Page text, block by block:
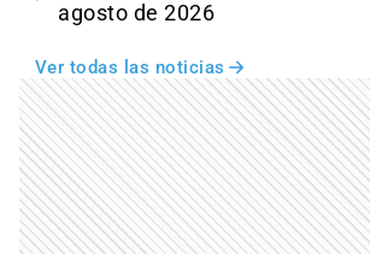
agosto de 2026
Ver todas las noticias